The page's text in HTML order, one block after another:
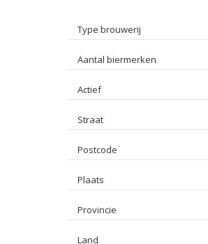
Type brouwerij
Aantal biermerken
Actief
Straat
Postcode
Plaats
Provincie
Land